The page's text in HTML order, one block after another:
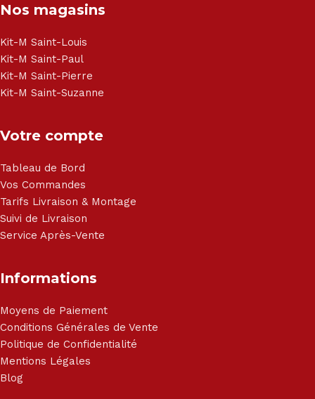
- Matelas - Hifi Hitachi, LG, Sharp, Philips, Bosh, Moulinex,
Haier, Sony, Cecotec, Westpoint, Dyson.
Nos magasins
Kit-M Saint-Louis
Kit-M Saint-Paul
Kit-M Saint-Pierre
Kit-M Saint-Suzanne
Votre compte
Tableau de Bord
Vos Commandes
Tarifs Livraison & Montage
Suivi de Livraison
Service Après-Vente
Informations
Moyens de Paiement
Conditions Générales de Vente
Politique de Confidentialité
Mentions Légales
Blog